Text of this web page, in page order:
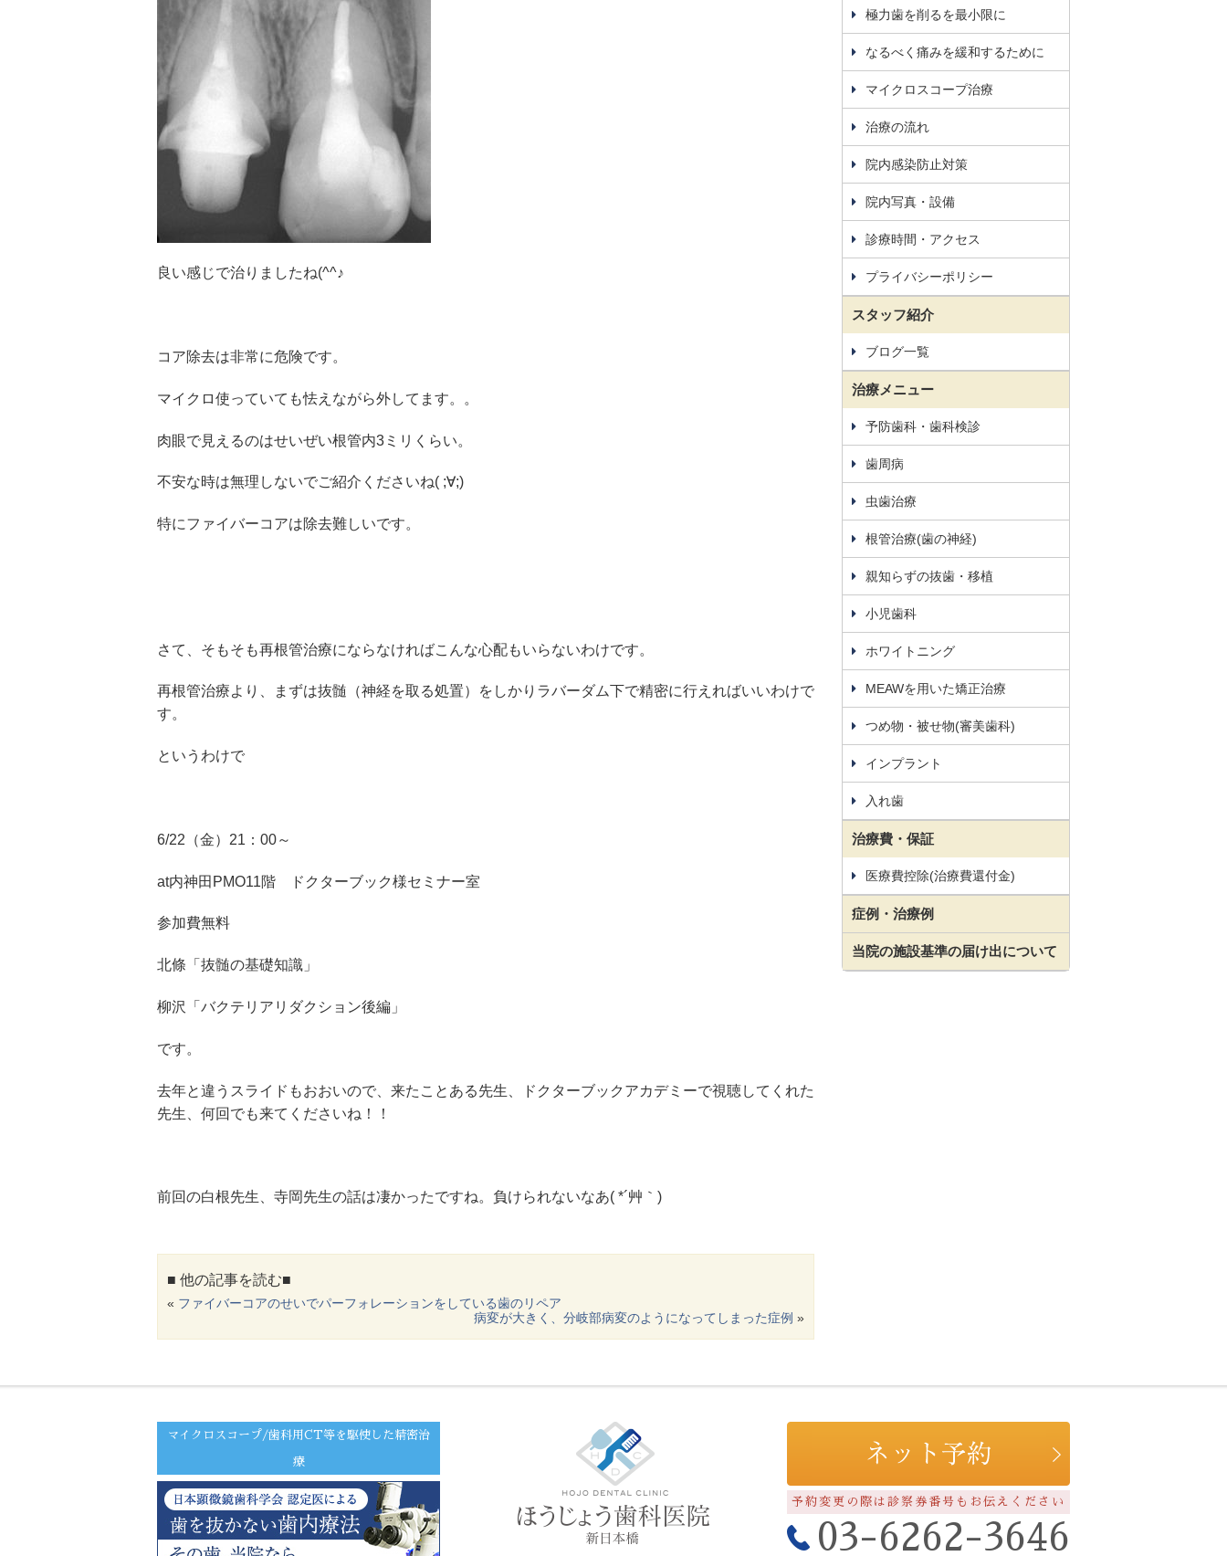
良い感じで治りましたね(^^♪
コア除去は非常に危険です。
マイクロ使っていても怯えながら外してます。。
肉眼で見えるのはせいぜい根管内3ミリくらい。
不安な時は無理しないでご紹介くださいね( ;∀;)
特にファイバーコアは除去難しいです。
さて、そもそも再根管治療にならなければこんな心配もいらないわけです。
再根管治療より、まずは抜髄（神経を取る処置）をしかりラバーダム下で精密に行えればいいわけで
す。
というわけで
6/22（金）21：00～
at内神田PMO11階 ドクターブック様セミナー室
参加費無料
北條「抜髄の基礎知識」
柳沢「バクテリアリダクション後編」
です。
去年と違うスライドもおおいので、来たことある先生、ドクターブックアカデミーで視聴してくれた
先生、何回でも来てくださいね！！
前回の白根先生、寺岡先生の話は凄かったですね。負けられないなあ( *´艸｀)
■ 他の記事を読む■
« ファイバーコアのせいでパーフォレーションをしている歯のリペア
病変が大きく、分岐部病変のようになってしまった症例 »
極力歯を削るを最小限に
なるべく痛みを緩和するために
マイクロスコープ治療
治療の流れ
院内感染防止対策
院内写真・設備
診療時間・アクセス
プライバシーポリシー
スタッフ紹介
ブログ一覧
治療メニュー
予防歯科・歯科検診
歯周病
虫歯治療
根管治療(歯の神経)
親知らずの抜歯・移植
小児歯科
ホワイトニング
MEAWを用いた矯正治療
つめ物・被せ物(審美歯科)
インプラント
入れ歯
治療費・保証
医療費控除(治療費還付金)
症例・治療例
当院の施設基準の届け出について
マイクロスコープ/歯科用CT等を駆使した精密治
療
予約変更の際は診察券番号もお伝えください
03-6262-3646